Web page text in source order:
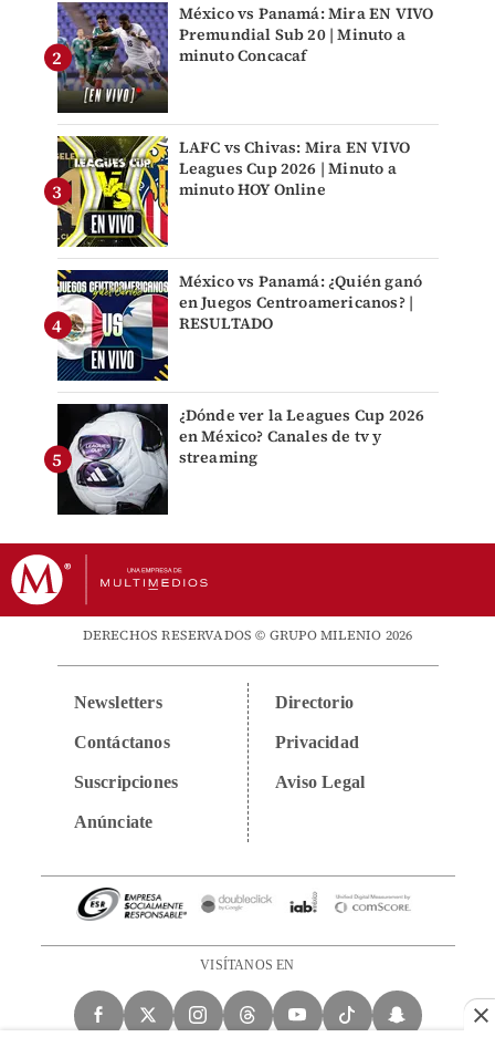
México vs Panamá: Mira EN VIVO
Premundial Sub 20 | Minuto a
minuto Concacaf
LAFC vs Chivas: Mira EN VIVO
Leagues Cup 2026 | Minuto a
minuto HOY Online
México vs Panamá: ¿Quién ganó
en Juegos Centroamericanos? |
RESULTADO
¿Dónde ver la Leagues Cup 2026
en México? Canales de tv y
streaming
DERECHOS RESERVADOS © GRUPO MILENIO 2026
Newsletters
Contáctanos
Suscripciones
Anúnciate
Directorio
Privacidad
Aviso Legal
VISÍTANOS EN